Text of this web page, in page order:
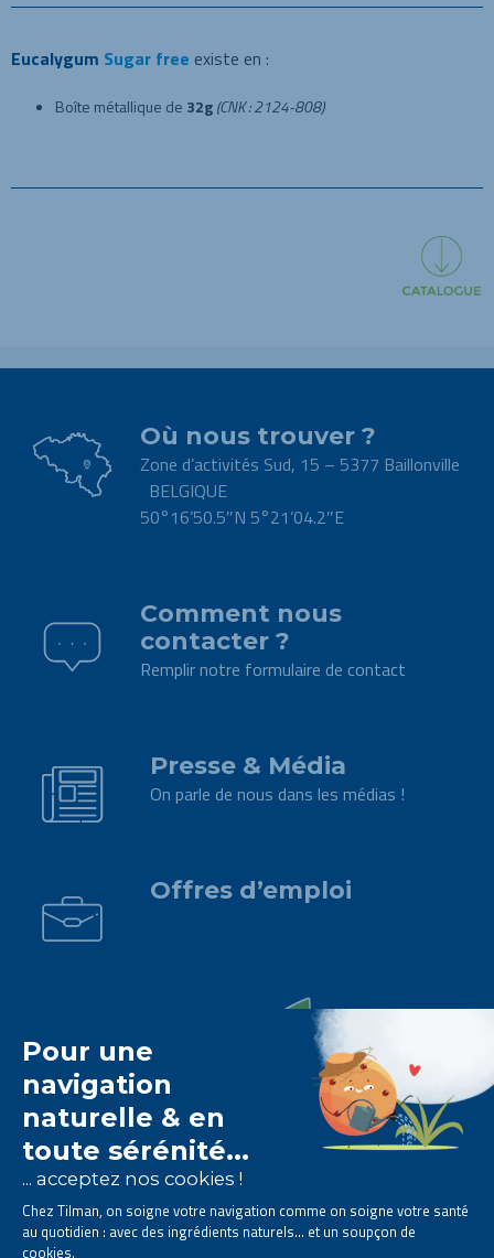
Eucalygum Sugar free existe en :
Boîte métallique de 32g(CNK : 2124-808)
Où nous trouver ?
Zone d’activités Sud, 15 – 5377 Baillonville
BELGIQUE
50°16’50.5″N 5°21’04.2″E
Comment nous
contacter ?
Remplir notre formulaire de contact
Presse & Média
On parle de nous dans les médias !
Offres d’emploi
Le laboratoire Tilman estspécialisé dans la